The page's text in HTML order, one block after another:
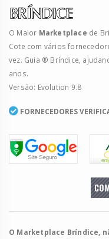
O Maior Marketplace de
Cote com vários
vez. Guia ® Bríndice,
anos.
Versão: Evolution 9.8
FORNECEDORES
O Marketplace Bríndice,